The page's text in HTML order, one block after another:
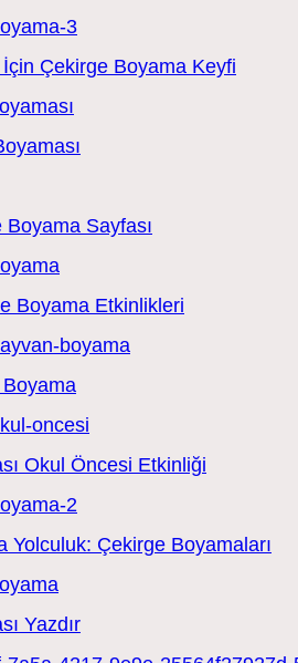
Çekirge Boyama Keyfi
Sayfası
Boyama Etkinlikleri
Okul Öncesi Etkinliği
Yolculuk: Çekirge Boyamaları
Yazdır